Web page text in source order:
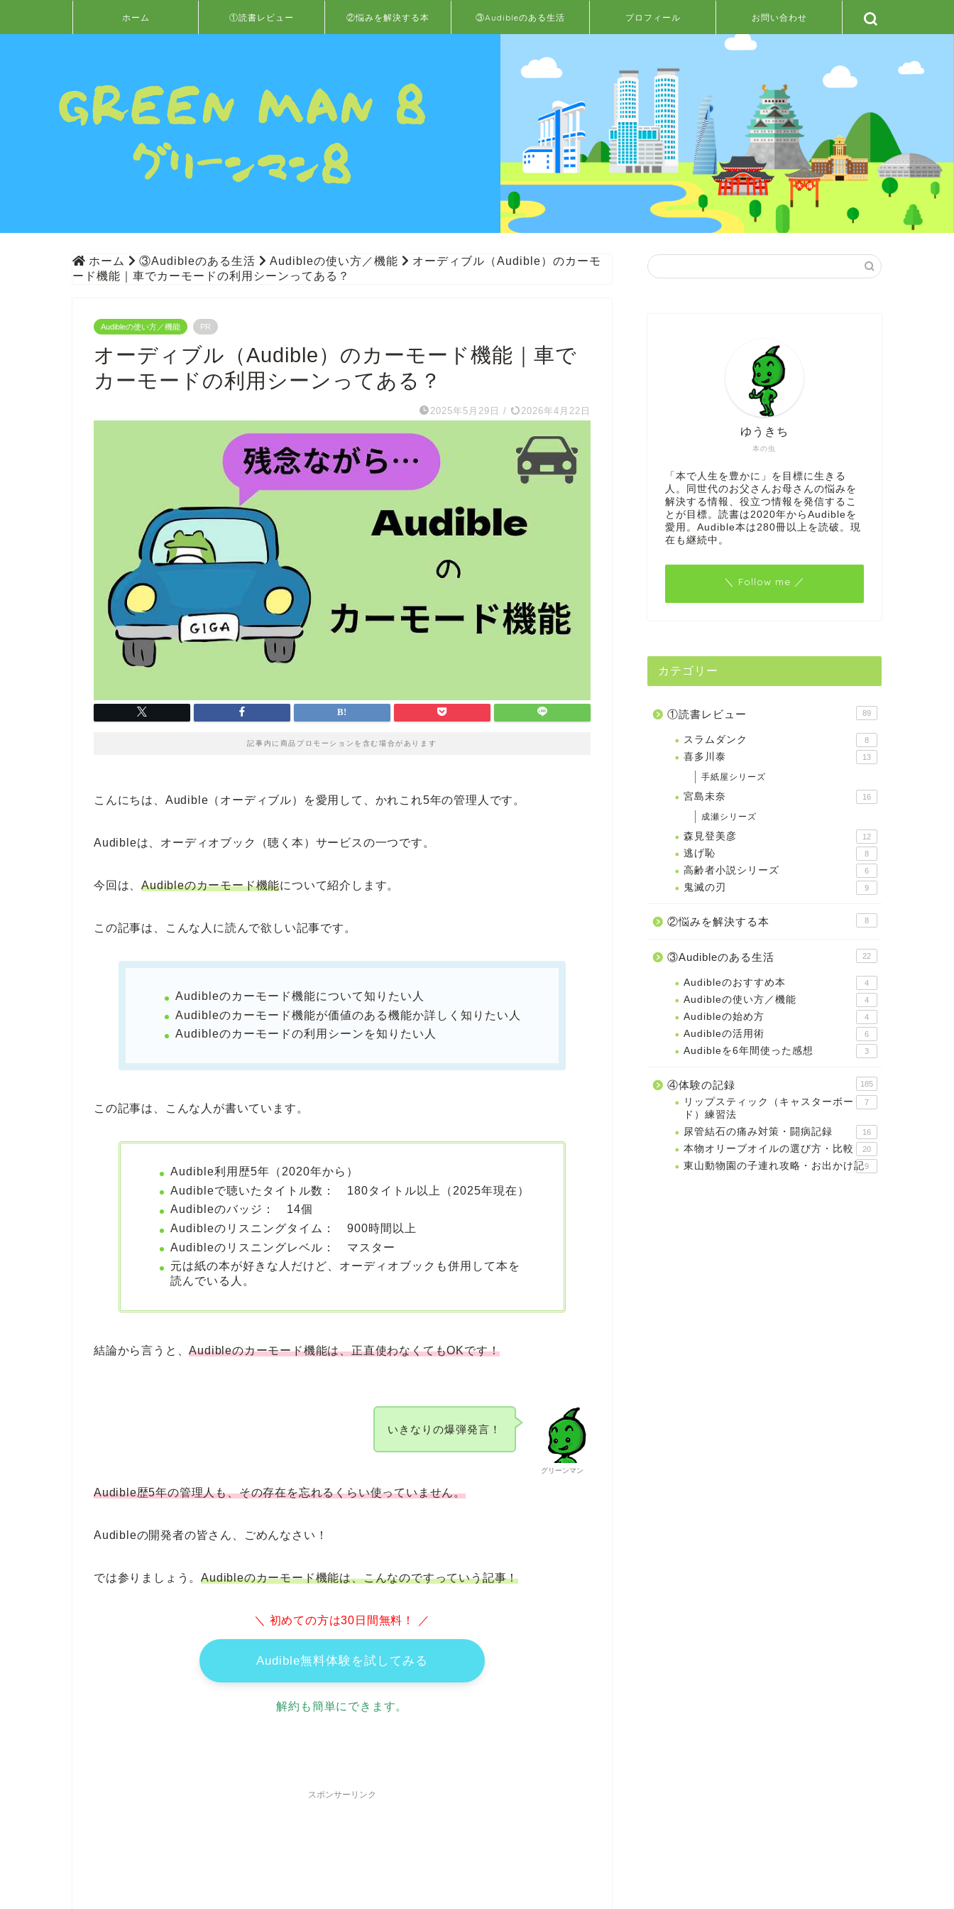
ホーム ①読書レビュー ②悩みを解決する本 ③Audibleのある生活 プロフィール お問い合わせ
ホーム ③Audibleのある生活 Audibleの使い方／機能
オーディブル（Audible）のカーモ
ード機能｜車でカーモードの利用シーンってある？
Audibleの使い方／機能 PR
オーディブル（Audible）のカーモード機能｜車で
カーモードの利用シーンってある？
2025年5月29日 / 2026年4月22日
記事内に商品プロモーションを含む場合があります
こんにちは、Audible（オーディブル）を愛用して、かれこれ5年の管理人です。
Audibleは、オーディオブック（聴く本）サービスの一つです。
今回は、Audibleのカーモード機能について紹介します。
この記事は、こんな人に読んで欲しい記事です。
Audibleのカーモード機能について知りたい人
Audibleのカーモード機能が価値のある機能か詳しく知りたい人
Audibleのカーモードの利用シーンを知りたい人
この記事は、こんな人が書いています。
Audible利用歴5年（2020年から）
Audibleで聴いたタイトル数： 180タイトル以上（2025年現在）
Audibleのバッジ： 14個
Audibleのリスニングタイム： 900時間以上
Audibleのリスニングレベル： マスター
元は紙の本が好きな人だけど、オーディオブックも併用して本を
読んでいる人。
結論から言うと、Audibleのカーモード機能は、正直使わなくてもOKです！
グリーンマン
いきなりの爆弾発言！
Audible歴5年の管理人も、その存在を忘れるくらい使っていません。
Audibleの開発者の皆さん、ごめんなさい！
では参りましょう。Audibleのカーモード機能は、こんなのですっていう記事！
＼ 初めての方は30日間無料！ ／
Audible無料体験を試してみる
解約も簡単にできます。
スポンサーリンク
本の虫
ゆうきち
「本で人生を豊かに」を目標に生きる
人。同世代のお父さんお母さんの悩みを
解決する情報、役立つ情報を発信するこ
とが目標。読書は2020年からAudibleを
愛用。Audible本は280冊以上を読破。現
在も継続中。
＼ Follow me ／
カテゴリー
①読書レビュー 89
スラムダンク 8
喜多川泰 13
手紙屋シリーズ
宮島未奈 16
成瀬シリーズ
森見登美彦 12
逃げ恥 8
高齢者小説シリーズ 6
鬼滅の刃 9
②悩みを解決する本 8
③Audibleのある生活 22
Audibleのおすすめ本 4
Audibleの使い方／機能 4
Audibleの始め方 4
Audibleの活用術 6
Audibleを6年間使った感想 3
④体験の記録 185
リップスティック（キャスターボー
ド）練習法
7
尿管結石の痛み対策・闘病記録 16
本物オリーブオイルの選び方・比較 20
東山動物園の子連れ攻略・お出かけ記9